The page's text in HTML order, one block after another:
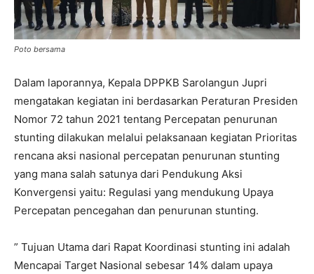
Poto bersama
Dalam laporannya, Kepala DPPKB Sarolangun Jupri
mengatakan kegiatan ini berdasarkan Peraturan Presiden
Nomor 72 tahun 2021 tentang Percepatan penurunan
stunting dilakukan melalui pelaksanaan kegiatan Prioritas
rencana aksi nasional percepatan penurunan stunting
yang mana salah satunya dari Pendukung Aksi
Konvergensi yaitu: Regulasi yang mendukung Upaya
Percepatan pencegahan dan penurunan stunting.
” Tujuan Utama dari Rapat Koordinasi stunting ini adalah
Mencapai Target Nasional sebesar 14% dalam upaya